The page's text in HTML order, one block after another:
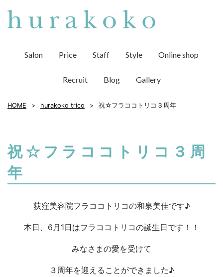
Salon Price Staff Style Online shop
Recruit Blog Gallery
HOME hurakoko trico 祝☆フラココトリコ３周年
祝☆フラココトリコ３周
年
荻窪美容院フラココトリコの和泉美佳です♪
本日、6月1日はフラココトリコの誕生日です！！
みなさまの愛を受けて
３周年を迎えることができました♪